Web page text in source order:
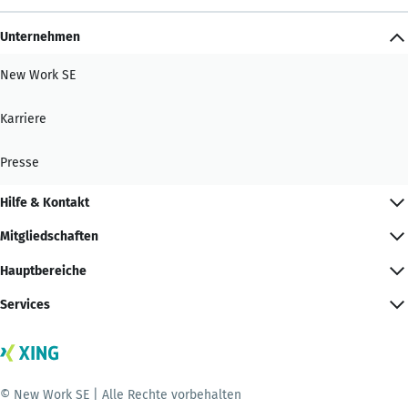
Unternehmen
New Work SE
Karriere
Presse
Hilfe & Kontakt
Mitgliedschaften
Hauptbereiche
Services
© New Work SE | Alle Rechte vorbehalten